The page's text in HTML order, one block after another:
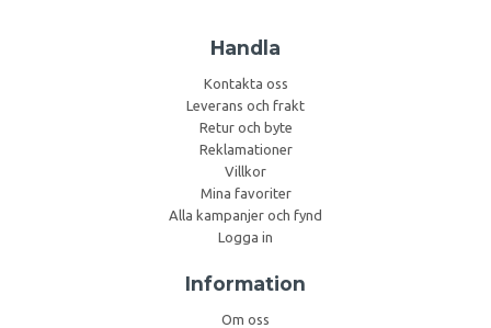
Handla
Kontakta oss
Leverans och frakt
Retur och byte
Reklamationer
Villkor
Mina favoriter
Alla kampanjer och fynd
Logga in
Information
Om oss